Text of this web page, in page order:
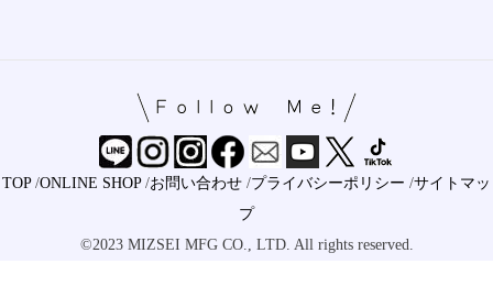
TOP/ONLINE SHOP/お問い合わせ /プライバシーポリシー /サイトマッ
プ
©2023 MIZSEI MFG CO., LTD. All rights reserved.